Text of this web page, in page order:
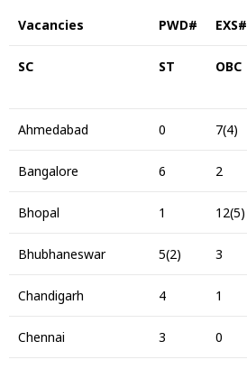
Vacancies PWD# EXS#
SC ST OBC
Ahmedabad 0 7(4)
Bangalore 6 2
Bhopal 1 12(5)
Bhubhaneswar 5(2) 3
Chandigarh 4 1
Chennai 3 0